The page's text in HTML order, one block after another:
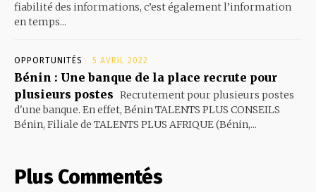
fiabilité des informations, c’est également l’information
en temps...
OPPORTUNITÉS 5 AVRIL 2022
Bénin : Une banque de la place recrute pour
plusieurs postes Recrutement pour plusieurs postes
d'une banque. En effet, Bénin TALENTS PLUS CONSEILS
Bénin, Filiale de TALENTS PLUS AFRIQUE (Bénin,...
Plus Commentés